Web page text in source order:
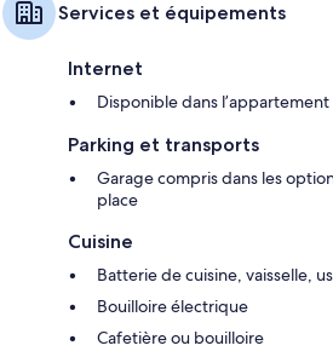
Services et équipements
Internet
Disponible dans
Parking et transports
Garage compris dans les
place
Cuisine
Batterie de cuisine, vaisselle,
Bouilloire électrique
Cafetière ou bouilloire